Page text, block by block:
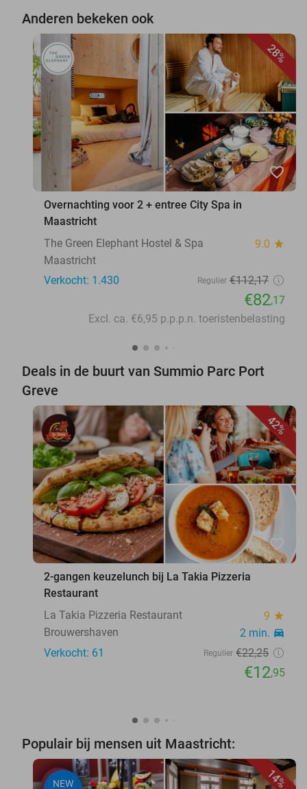
Anderen bekeken ook
28%
favorite_border
Overnachting voor 2 + entree City Spa in
Maastricht
The Green Elephant Hostel & Spa
9.0 star
Maastricht
Verkocht: 1.430
Regulier €112,17
€82,17
Excl. ca. €6,95 p.p.p.n. toeristenbelasting
Deals in de buurt van Summio Parc Port
Greve
42%
favorite_border
2-gangen keuzelunch bij La Takia Pizzeria
Restaurant
La Takia Pizzeria Restaurant
9 star
Brouwershaven 2 min. directions_car
Verkocht: 61 Regulier €22,25
€12,95
Populair bij mensen uit Maastricht:
14%
NEW